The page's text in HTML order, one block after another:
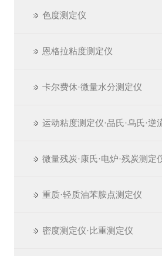
色度测定仪
恩格拉粘度测定仪
卡尔费休·微量水分测定仪
运动粘度测定仪·品氏·乌氏·逆
微量残炭·康氏·电炉·残炭测定
重质·轻质油苯胺点测定仪
密度测定仪·比重测定仪